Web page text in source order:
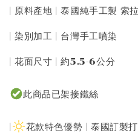
| 原料產地 | 泰國純手工製 索
| 染別加工 | 台灣手工噴染
| 花面尺寸 | 約5.5-6公分
此商品已架接鐵絲
花款特色優勢 | 泰國訂製